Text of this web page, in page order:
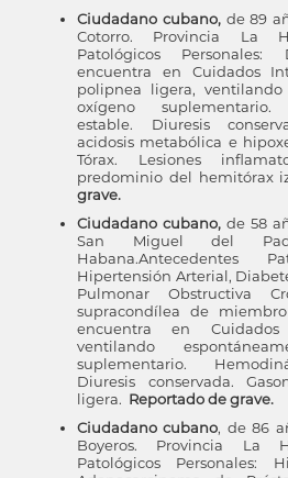
Ciudadano cubano, de 89
Cotorro. Provincia La
Patológicos
encuentra en Cuidados
polipnea ligera, ventilando
oxígeno suplementario.
estable. Diuresis
acidosis metabólica e
Tórax. Lesiones
predominio del hemitórax
grave.
Ciudadano cubano, de 58
San Miguel del
Habana.Antecedentes
Hipertensión Arterial,
Pulmonar Obstructiva
supracondílea de
encuentra en Cuidados
ventilando
suplementario.
Diuresis conservada.
ligera. Reportado de grave.
Ciudadano cubano, de 86
Boyeros. Provincia La
Patológicos Personales: